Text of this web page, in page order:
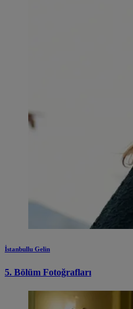
İstanbullu Gelin
5. Bölüm Fotoğrafları